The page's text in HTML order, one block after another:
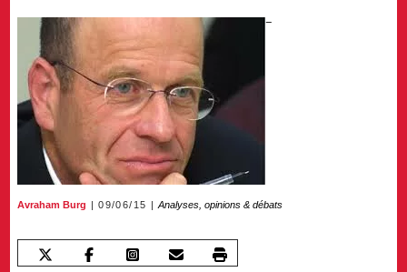
Avraham Burg 09/06/15 Analyses, opinions & débats